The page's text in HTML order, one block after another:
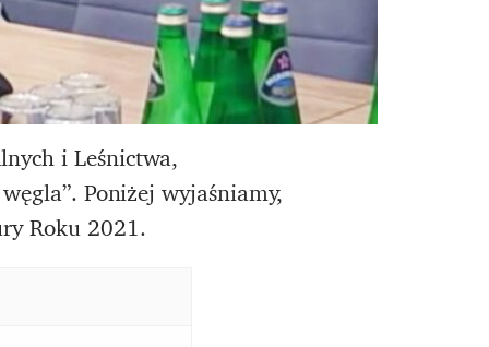
i Leśnictwa,
Poniżej wyjaśniamy,
Roku 2021.